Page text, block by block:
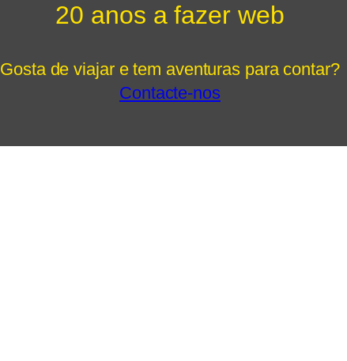
20 anos a fazer web
Gosta de viajar e tem aventuras para contar?
Contacte-nos